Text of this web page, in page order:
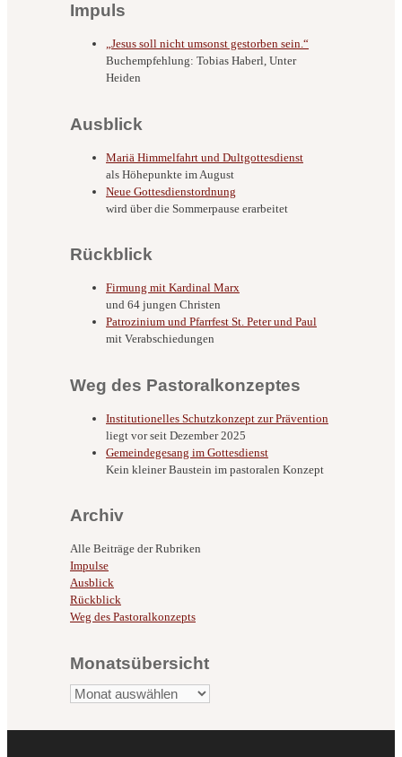
Impuls
„Jesus soll nicht umsonst gestorben sein.“
Buchempfehlung: Tobias Haberl, Unter
Heiden
Ausblick
Mariä Himmelfahrt und Dultgottesdienst
als Höhepunkte im August
Neue Gottesdienstordnung
wird über die Sommerpause erarbeitet
Rückblick
Firmung mit Kardinal Marx
und 64 jungen Christen
Patrozinium und Pfarrfest St. Peter und Paul
mit Verabschiedungen
Weg des Pastoralkonzeptes
Institutionelles Schutzkonzept zur Prävention
liegt vor seit Dezember 2025
Gemeindegesang im Gottesdienst
Kein kleiner Baustein im pastoralen Konzept
Archiv
Alle Beiträge der Rubriken
Impulse
Ausblick
Rückblick
Weg des Pastoralkonzepts
Monatsübersicht
Monatsübersicht